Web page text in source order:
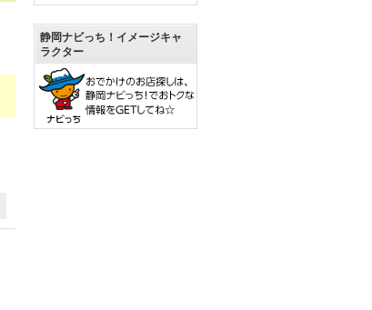
静岡ナビっち！イメージキャ
ラクター